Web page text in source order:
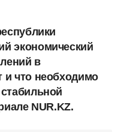
экономический
в
и что необходимо
NUR.KZ.